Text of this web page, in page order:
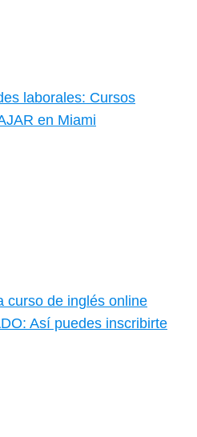
laborales: Cursos
en Miami
curso de inglés online
Así puedes inscribirte